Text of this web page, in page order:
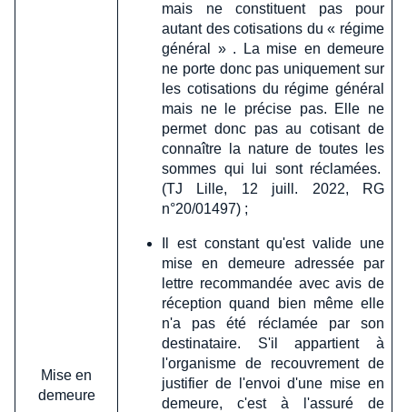
Mise en
demeure
mais ne constituent pas pour
autant des cotisations du « régime
général » . La mise en demeure
ne porte donc pas uniquement sur
les cotisations du régime général
mais ne le précise pas. Elle ne
permet donc pas au cotisant de
connaître la nature de toutes les
sommes qui lui sont réclamées.
(TJ Lille, 12 juill. 2022, RG
n°20/01497) ;
Il est constant qu'est valide une
mise en demeure adressée par
lettre recommandée avec avis de
réception quand bien même elle
n'a pas été réclamée par son
destinataire. S'il appartient à
l'organisme de recouvrement de
justifier de l'envoi d'une mise en
demeure, c'est à l'assuré de